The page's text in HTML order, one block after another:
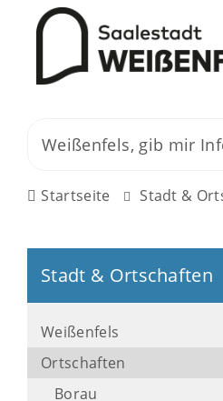
Startseite Stadt &
Stadt & Ortschaften
Weißenfels
Ortschaften
Borau